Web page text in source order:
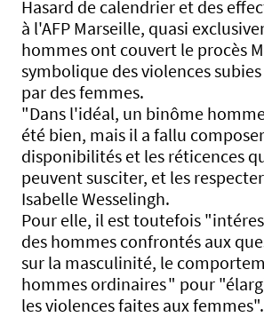
Hasard de calendrier et des
à l'AFP Marseille, quasi
hommes ont couvert le procès
symbolique des violences
par des femmes.
"Dans l'idéal, un binôme
été bien, mais il a fallu
disponibilités et les réticences
peuvent susciter, et les
Isabelle Wesselingh.
Pour elle, il est toutefois
des hommes confrontés aux
sur la masculinité, le
hommes ordinaires " pour
les violences faites aux femmes".